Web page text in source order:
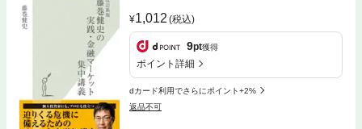
1,012 (税込)
9pt獲得
ポイント詳細
dカード利用でさらにポイント+2%
返品不可